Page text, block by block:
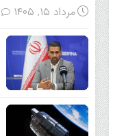
مرداد ۱۵, ۱۴۰۵